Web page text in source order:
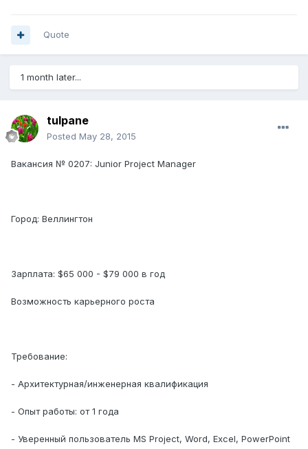
Quote
1 month later...
tulpane
Posted May 28, 2015
Вакансия № 0207: Junior Project Manager
Город: Веллингтон
Зарплата: $65 000 - $79 000 в год
Возможность карьерного роста
Требование:
- Архитектурная/инженерная квалификация
- Опыт работы: от 1 года
- Уверенный пользователь MS Project, Word, Excel, PowerPoint